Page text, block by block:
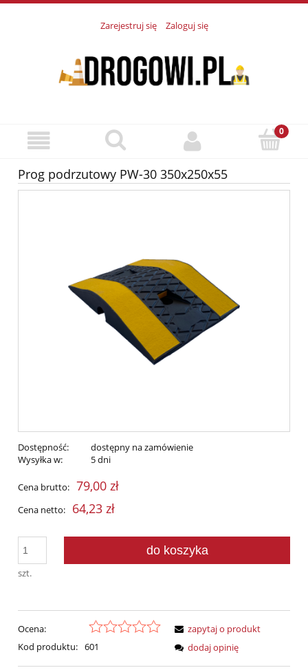
Zarejestruj się Zaloguj się
Prog podrzutowy PW-30 350x250x55
Dostępność:
dostępny na zamówienie
Wysyłka w:
5 dni
Cena brutto: 79,00 zł
Cena netto: 64,23 zł
szt.
do koszyka
Ocena:
Kod produktu: 601
zapytaj o produkt
dodaj opinię